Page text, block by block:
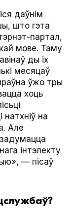
даўнім
што гэта
партал,
мове. Таму
ды іх
месяцаў
ўжо тры
хоць
натхніў на
Але
інтэлекту
— пісаў